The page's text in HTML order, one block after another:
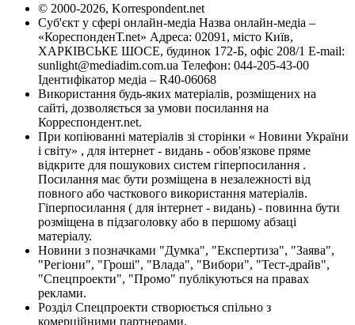
© 2000-2026, Korrespondent.net
Суб'єкт у сфері онлайн-медіа Назва онлайн-медіа –
«КореспонденТ.net» Адреса: 02091, місто Київ,
ХАРКІВСЬКЕ ШОСЕ, будинок 172-Б, офіс 208/1 E-mail:
sunlight@mediadim.com.ua Телефон: 044-205-43-00
Ідентифікатор медіа – R40-06068
Використання будь-яких матеріалів, розміщених на
сайті, дозволяється за умови посилання на
Корреспондент.net.
При копіюванні матеріалів зі сторінки « Новини України
і світу» , для інтернет - видань - обов'язкове пряме
відкрите для пошукових систем гіперпосилання .
Посилання має бути розміщена в незалежності від
повного або часткового використання матеріалів.
Гіперпосилання ( для інтернет - видань) - повинна бути
розміщена в підзаголовку або в першому абзаці
матеріалу.
Новини з позначками "Думка", "Експертиза", "Заява",
"Регіони", "Гроші", "Влада", "Вибори", "Тест-драйв",
"Спецпроекти", "Промо" публікуються на правах
реклами.
Розділ Спецпроекти створюється спільно з
комерційними партнерами.